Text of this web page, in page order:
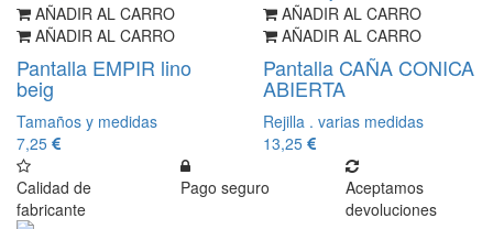
AÑADIR AL CARRO
AÑADIR AL CARRO
Pantalla EMPIR lino
beig
Tamaños y medidas
7,25
AÑADIR AL CARRO
AÑADIR AL CARRO
Pantalla CAÑA CONICA
ABIERTA
Rejilla . varias medidas
13,25
Calidad de
fabricante
Pago seguro
Aceptamos
devoluciones